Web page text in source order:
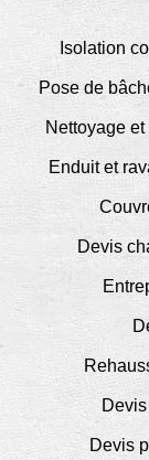
Isolation
Pose de
Nettoyage
Enduit et
Devis
Devis